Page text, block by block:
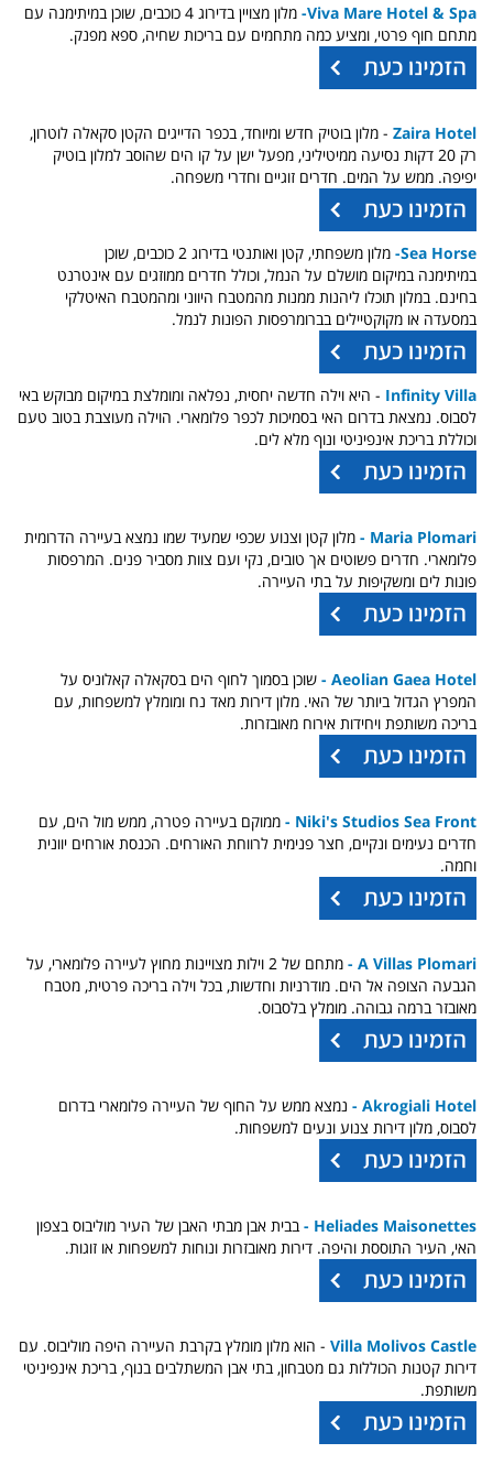
Viva Mare Hotel & Spa-
מלון מצויין בדירוג 4 כוכבים, שוכן במיתימנה עם
מתחם חוף פרטי, ומציע כמה מתחמים עם בריכות שחיה, ספא מפנק.
Zaira Hotel - מלון בוטיק חדש ומיוחד, בכפר הדייגים הקטן סקאלה לוטרון,
רק 20 דקות נסיעה ממיטיליני, מפעל ישן על קו הים שהוסב למלון בוטיק
יפיפה. ממש על המים. חדרים זוגיים וחדרי משפחה.
Sea Horse-
מלון משפחתי, קטן ואותנטי בדירוג 2 כוכבים, שוכן
במיתימנה במיקום מושלם על הנמל, וכולל חדרים ממוזגים עם אינטרנט
בחינם. במלון תוכלו ליהנות ממנות מהמטבח היווני ומהמטבח האיטלקי
במסעדה או מקוקטיילים בברומרפסות הפונות לנמל.
Infinity Villa
- היא וילה חדשה יחסית, נפלאה ומומלצת במיקום מבוקש באי
לסבוס. נמצאת בדרום האי בסמיכות לכפר פלומארי. הוילה מעוצבת בטוב טעם
וכוללת בריכת אינפיניטי ונוף מלא לים.
Maria Plomari -
מלון קטן וצנוע שכפי שמעיד שמו נמצא בעיירה הדרומית
פלומארי. חדרים פשוטים אך טובים, נקי ועם צוות מסביר פנים. המרפסות
פונות לים ומשקיפות על בתי העיירה.
Aeolian Gaea Hotel -
שוכן בסמוך לחוף הים בסקאלה קאלוניס על
המפרץ הגדול ביותר של האי. מלון דירות מאד נח ומומלץ למשפחות, עם
בריכה משותפת ויחידות אירוח מאובזרות.
Niki's Studios Sea Front -
ממוקם בעיירה פטרה, ממש מול הים, עם
חדרים נעימים ונקיים, חצר פנימית לרווחת האורחים. הכנסת אורחים יוונית
וחמה.
A Villas Plomari -
מתחם של 2 וילות מצויינות מחוץ לעיירה פלומארי, על
הגבעה הצופה אל הים. מודרניות וחדשות, בכל וילה בריכה פרטית, מטבח
מאובזר ברמה גבוהה. מומלץ בלסבוס.
Akrogiali Hotel -
נמצא ממש על החוף של העיירה פלומארי בדרום
לסבוס, מלון דירות צנוע ונעים למשפחות.
Heliades Maisonettes -
בבית אבן מבתי האבן של העיר מוליבוס בצפון
האי, העיר התוססת והיפה. דירות מאובזרות ונוחות למשפחות או זוגות.
Villa Molivos Castle
- הוא מלון מומלץ בקרבת העיירה היפה מוליבוס. עם
דירות קטנות הכוללות גם מטבחון, בתי אבן המשתלבים בנוף, בריכת אינפיניטי
משותפת.